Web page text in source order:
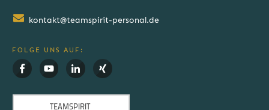
kontakt@teamspirit-personal.de
FOLGE UNS AUF: